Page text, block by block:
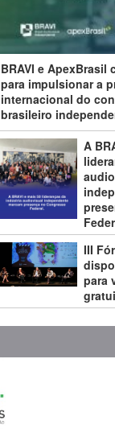
BRAVI e ApexBrasil
para impulsionar a
internacional do
brasileiro
A
III
para